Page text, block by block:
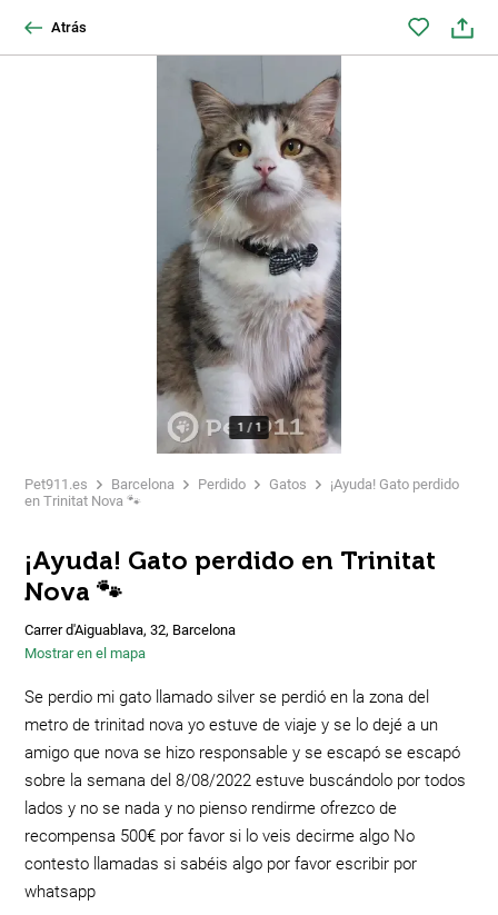
Atrás
1 / 1
Pet911.es Barcelona Perdido Gatos
¡Ayuda! Gato perdido
en Trinitat Nova 🐾
¡Ayuda! Gato perdido en Trinitat
Nova 🐾
Carrer d'Aiguablava, 32, Barcelona
Mostrar en el mapa
Se perdio mi gato llamado silver se perdió en la zona del
metro de trinitad nova yo estuve de viaje y se lo dejé a un
amigo que nova se hizo responsable y se escapó se escapó
sobre la semana del 8/08/2022 estuve buscándolo por todos
lados y no se nada y no pienso rendirme ofrezco de
recompensa 500€ por favor si lo veis decirme algo No
contesto llamadas si sabéis algo por favor escribir por
whatsapp